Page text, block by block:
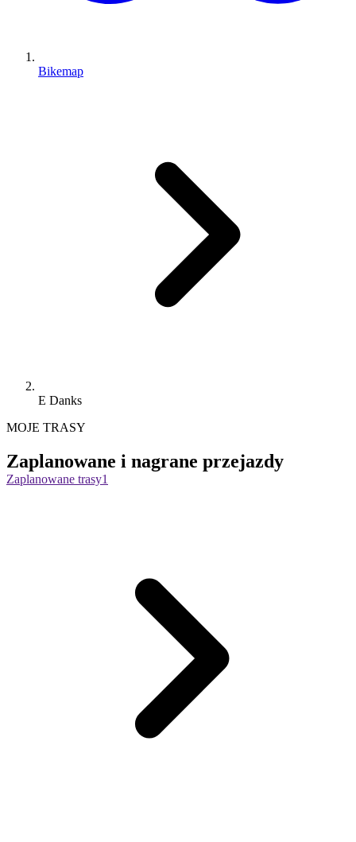
Bikemap
E Danks
MOJE TRASY
Zaplanowane i nagrane przejazdy
Zaplanowane trasy1